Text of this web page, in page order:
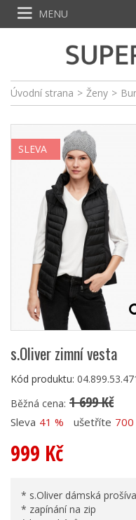
Úvodní strana > Ženy >
SLEVA
s.Oliver zimní vesta
Kód produktu:
Běžná cena: 1 699 Kč
Sleva 41 % ušetříte 700
999 Kč
* s.Oliver dámská
* zapínání na zip
MENU